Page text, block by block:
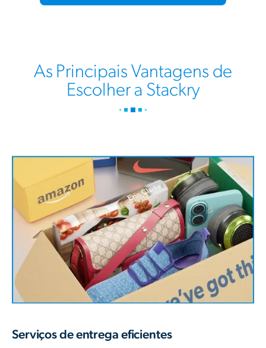
As Principais Vantagens de
Escolher a Stackry
Serviços de entrega eficientes